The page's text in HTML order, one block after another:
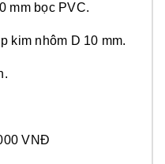
mm bọc PVC.
kim nhôm D 10 mm.
VNĐ